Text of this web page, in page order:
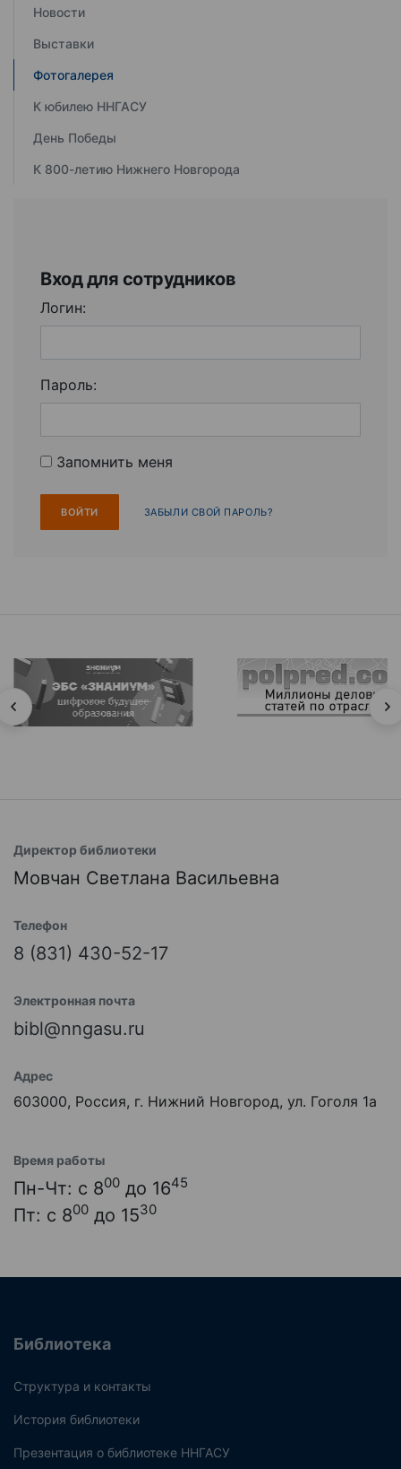
Новости
Выставки
Фотогалерея
К юбилею ННГАСУ
День Победы
К 800-летию Нижнего Новгорода
Вход для сотрудников
Логин:
Пароль:
Запомнить меня
ЗАБЫЛИ СВОЙ ПАРОЛЬ?
Директор библиотеки
Мовчан Светлана Васильевна
Телефон
8 (831) 430-52-17
Электронная почта
bibl@nngasu.ru
Адрес
603000, Россия, г. Нижний Новгород, ул. Гоголя 1а
Время работы
Пн-Чт: с 800 до 1645
Пт: с 800 до 1530
Библиотека
Структура и контакты
История библиотеки
Презентация о библиотеке ННГАСУ